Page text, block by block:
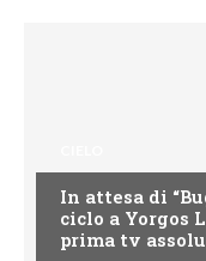
In attesa di
ciclo a Yorgos
prima tv